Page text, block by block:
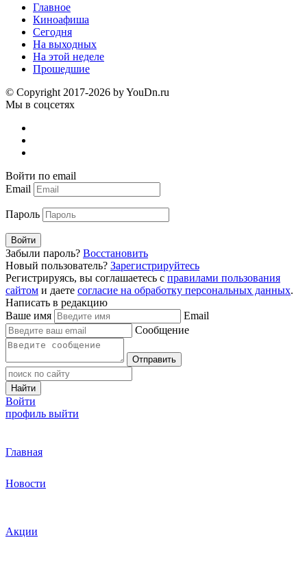
Главное
Киноафиша
Сегодня
На выходных
На этой неделе
Прошедшие
© Copyright 2017-2026 by YouDn.ru
Мы в соцсетях
Войти по email
Email
Пароль
Войти
Забыли пароль? Восстановить
Новый пользователь? Зарегистрируйтесь
Регистрируясь, вы соглашаетесь с правилами пользования
сайтом и даете согласие на обработку персональных данных.
Написать в редакцию
Ваше имя
Email
Сообщение
Отправить
Найти
Войти
профиль выйти
Главная
Новости
Акции